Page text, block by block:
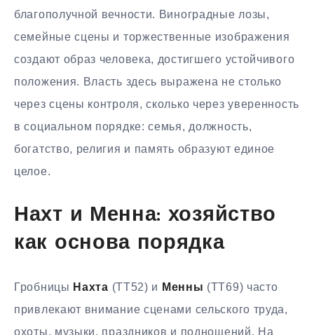
благополучной вечности. Виноградные лозы,
семейные сцены и торжественные изображения
создают образ человека, достигшего устойчивого
положения. Власть здесь выражена не столько
через сцены контроля, сколько через уверенность
в социальном порядке: семья, должность,
богатство, религия и память образуют единое
целое.
Нахт и Менна: хозяйство
как основа порядка
Гробницы Нахта (TT52) и Менны (TT69) часто
привлекают внимание сценами сельского труда,
охоты, музыки, праздников и подношений. На